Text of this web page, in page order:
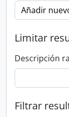
Añadir
Limitar
Descripción
Filtrar